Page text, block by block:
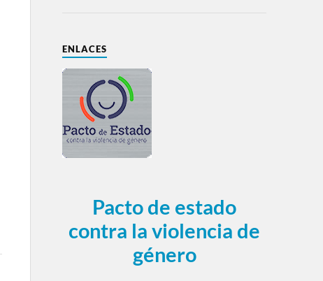
ENLACES
Pacto de estado
contra la violencia de
género